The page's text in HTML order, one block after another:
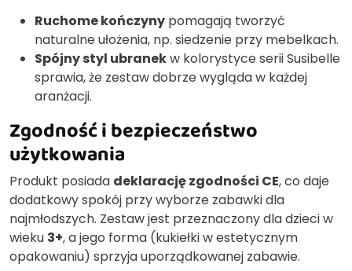
Ruchome kończyny pomagają tworzyć
naturalne ułożenia, np. siedzenie przy mebelkach.
Spójny styl ubranekw kolorystyce serii Susibelle
sprawia, że zestaw dobrze wygląda w każdej
aranżacji.
Zgodność i bezpieczeństwo
użytkowania
Produkt posiada deklarację zgodności CE, co daje
dodatkowy spokój przy wyborze zabawki dla
najmłodszych. Zestaw jest przeznaczony dla dzieci w
wieku 3+, a jego forma (kukiełki w estetycznym
opakowaniu) sprzyja uporządkowanej zabawie.